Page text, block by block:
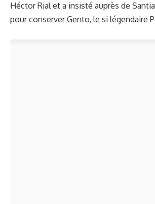
Héctor Rial et a insisté auprès de
pour conserver Gento, le si légendaire